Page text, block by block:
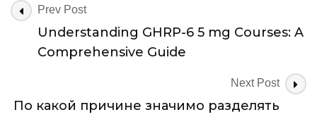
Post
Navigation
Prev Post
Understanding GHRP-6 5 mg Courses: A
Comprehensive Guide
Next Post
По какой причине значимо разделять